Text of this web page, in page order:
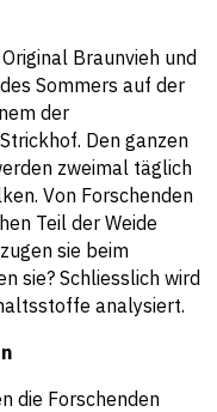
Braunvieh und
Sommers auf der
der
Den ganzen
zweimal täglich
Von Forschenden
Teil der Weide
sie beim
sie? Schliesslich wird
analysiert.
die Forschenden